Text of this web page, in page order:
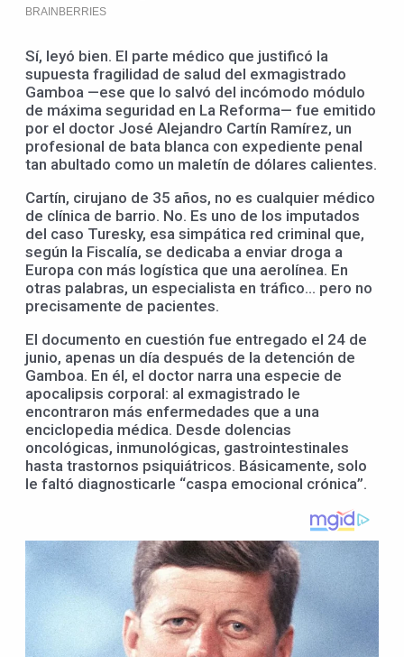
Sí, leyó bien. El parte médico que justificó la
supuesta fragilidad de salud del exmagistrado
Gamboa —ese que lo salvó del incómodo módulo
de máxima seguridad en La Reforma— fue emitido
por el doctor José Alejandro Cartín Ramírez, un
profesional de bata blanca con expediente penal
tan abultado como un maletín de dólares calientes.
Cartín, cirujano de 35 años, no es cualquier médico
de clínica de barrio. No. Es uno de los imputados
del caso Turesky, esa simpática red criminal que,
según la Fiscalía, se dedicaba a enviar droga a
Europa con más logística que una aerolínea. En
otras palabras, un especialista en tráfico… pero no
precisamente de pacientes.
El documento en cuestión fue entregado el 24 de
junio, apenas un día después de la detención de
Gamboa. En él, el doctor narra una especie de
apocalipsis corporal: al exmagistrado le
encontraron más enfermedades que a una
enciclopedia médica. Desde dolencias
oncológicas, inmunológicas, gastrointestinales
hasta trastornos psiquiátricos. Básicamente, solo
le faltó diagnosticarle “caspa emocional crónica”.